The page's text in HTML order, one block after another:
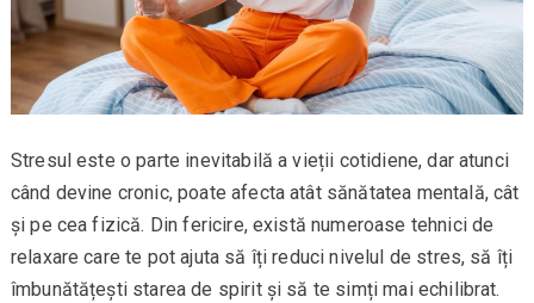
Stresul este o parte inevitabilă a vieții cotidiene, dar atunci
când devine cronic, poate afecta atât sănătatea mentală, cât
și pe cea fizică. Din fericire, există numeroase tehnici de
relaxare care te pot ajuta să îți reduci nivelul de stres, să îți
îmbunătățești starea de spirit și să te simți mai echilibrat.